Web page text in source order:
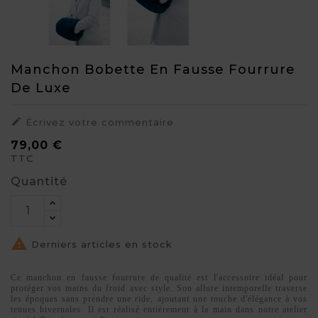
Manchon Bobette En Fausse Fourrure
De Luxe
 Écrivez votre commentaire
79,00 €
TTC
Quantité
 Derniers articles en stock
Ce manchon en fausse fourrure de qualité est l'accessoire idéal pour
protéger vos mains du froid avec style. Son allure intemporelle traverse
les époques sans prendre une ride, ajoutant une touche d'élégance à vos
tenues hivernales. Il est réalisé entièrement à la main dans notre atelier